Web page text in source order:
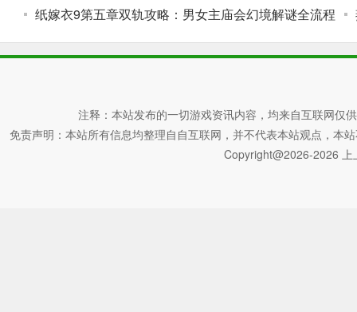
纸嫁衣9第五章双轨攻略：男女主庙会幻境解谜全流程
注释：本站发布的一切游戏资讯内容，均来自互联网仅
免责声明：本站所有信息均整理自自互联网，并不代表本站观点，本
Copyright@2026-2026